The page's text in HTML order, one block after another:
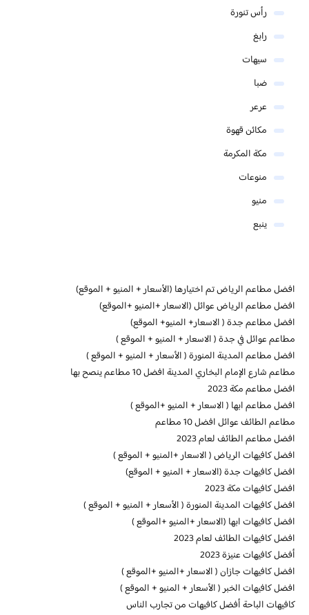
رأس تنورة
رابغ
سيهات
ضبا
عرعر
مكائن قهوة
مكة المكرمة
منوعات
منيو
ينبع
افضل مطاعم الرياض تم اختيارها (الأسعار + المنيو + الموقع)
افضل مطاعم الرياض عوائل (الاسعار +المنيو +الموقع)
افضل مطاعم جدة ( الاسعار+ المنيو+ الموقع)
مطاعم عوائل في جدة ( الاسعار + المنيو + الموقع )
افضل مطاعم المدينة المنورة ( الأسعار + المنيو + الموقع )
مطاعم شارع الإمام البخاري المدينة افضل 10 مطاعم ينصح بها
افضل مطاعم مكة 2023
افضل مطاعم ابها ( الاسعار + المنيو +الموقع )
مطاعم الطائف عوائل افضل 10 مطاعم
افضل مطاعم الطائف لعام 2023
افضل كافيهات الرياض ( الاسعار +المنيو + الموقع )
افضل كافيهات جدة (الاسعار + المنيو + الموقع)
افضل كافيهات مكة 2023
افضل كافيهات المدينة المنورة ( الأسعار + المنيو + الموقع )
افضل كافيهات ابها (الاسعار +المنيو +الموقع )
افضل كافيهات الطائف لعام 2023
أفضل كافيهات عنيزة 2023
افضل كافيهات جازان ( الاسعار +المنيو +الموقع )
افضل كافيهات الخبر ( الأسعار + المنيو + الموقع )
كافيهات الباحة أفضل كافيهات من تجارب الناس